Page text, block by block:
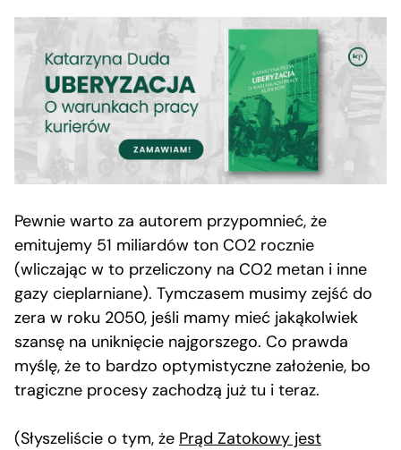
Pewnie warto za autorem przypomnieć, że
emitujemy 51 miliardów ton CO2 rocznie
(wliczając w to przeliczony na CO2 metan i inne
gazy cieplarniane). Tymczasem musimy zejść do
zera w roku 2050, jeśli mamy mieć jakąkolwiek
szansę na uniknięcie najgorszego. Co prawda
myślę, że to bardzo optymistyczne założenie, bo
tragiczne procesy zachodzą już tu i teraz.
(Słyszeliście o tym, że Prąd Zatokowy jest